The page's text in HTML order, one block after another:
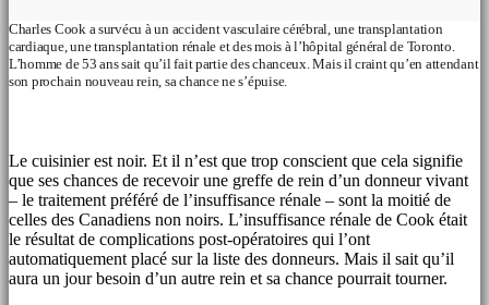
Charles Cook a survécu à un accident vasculaire cérébral, une transplantation
cardiaque, une transplantation rénale et des mois à l’hôpital général de Toronto.
L’homme de 53 ans sait qu’il fait partie des chanceux. Mais il craint qu’en attendant
son prochain nouveau rein, sa chance ne s’épuise.
Le cuisinier est noir. Et il n’est que trop conscient que cela signifie
que ses chances de recevoir une greffe de rein d’un donneur vivant
– le traitement préféré de l’insuffisance rénale – sont la moitié de
celles des Canadiens non noirs. L’insuffisance rénale de Cook était
le résultat de complications post-opératoires qui l’ont
automatiquement placé sur la liste des donneurs. Mais il sait qu’il
aura un jour besoin d’un autre rein et sa chance pourrait tourner.